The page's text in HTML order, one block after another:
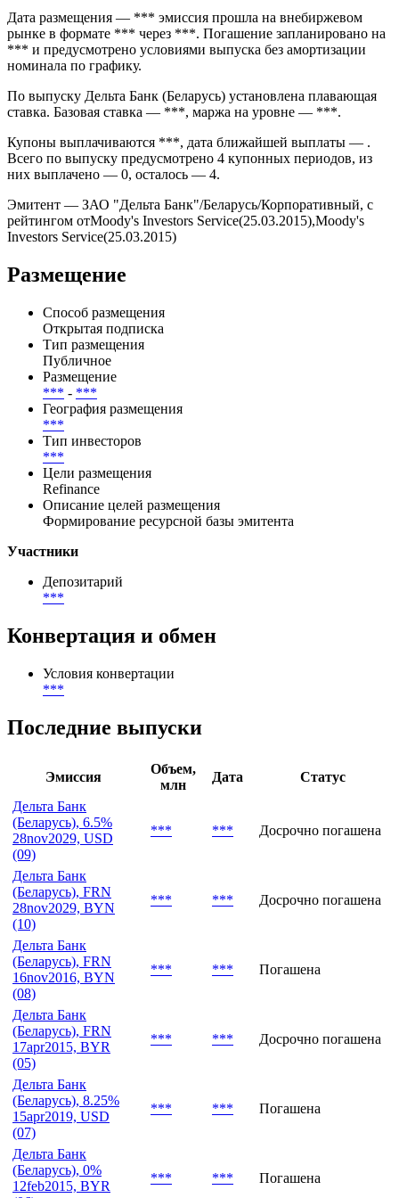
Дата размещения — *** эмиссия прошла на внебиржевом
рынке в формате *** через ***. Погашение запланировано на
*** и предусмотрено условиями выпуска без амортизации
номинала по графику.
По выпуску Дельта Банк (Беларусь) установлена плавающая
ставка. Базовая ставка — ***, маржа на уровне — ***.
Купоны выплачиваются ***, дата ближайшей выплаты — .
Всего по выпуску предусмотрено 4 купонных периодов, из
них выплачено — 0, осталось — 4.
Эмитент — ЗАО "Дельта Банк"/Беларусь/Корпоративный, с
рейтингом отMoody's Investors Service(25.03.2015),Moody's
Investors Service(25.03.2015)
Размещение
Способ размещения
Открытая подписка
Тип размещения
Публичное
Размещение
*** - ***
География размещения
***
Тип инвесторов
***
Цели размещения
Refinance
Описание целей размещения
Формирование ресурсной базы эмитента
Участники
Депозитарий
***
Конвертация и обмен
Условия конвертации
***
Последние выпуски
Эмиссия
Объем,
млн
Дата
Статус
Дельта Банк
(Беларусь), 6.5%
28nov2029, USD
(09)
*** *** Досрочно погашена
Дельта Банк
(Беларусь), FRN
28nov2029, BYN
(10)
*** *** Досрочно погашена
Дельта Банк
(Беларусь), FRN
16nov2016, BYN
(08)
*** *** Погашена
Дельта Банк
(Беларусь), FRN
17apr2015, BYR
(05)
*** *** Досрочно погашена
Дельта Банк
(Беларусь), 8.25%
15apr2019, USD
(07)
*** *** Погашена
Дельта Банк
(Беларусь), 0%
12feb2015, BYR
*** *** Погашена